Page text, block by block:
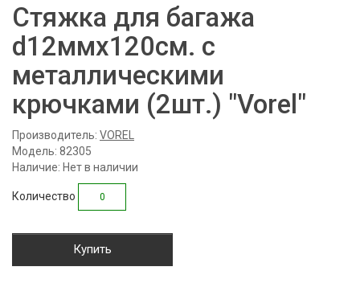
Стяжка для багажа
d12ммх120см. с
металлическими
крючками (2шт.) "Vorel"
Производитель: VOREL
Модель: 82305
Наличие: Нет в наличии
Количество
Купить